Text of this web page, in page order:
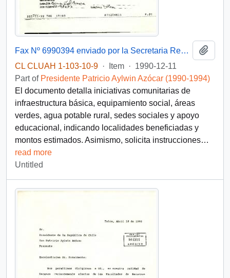
Fax Nº 6990394 enviado por la Secretaria Regional Ministerial de Gobierno de la VII Región al Subsecretario del Interior, mediante el cual remite un listado de proyectos sociales de urgencia correspondientes a las provincias de Curicó y Talca
CL CLUAH 1-103-10-9 · Item · 1990-12-11
Part of Presidente Patricio Aylwin Azócar (1990-1994)
El documento detalla iniciativas comunitarias de
infraestructura básica, equipamiento social, áreas
verdes, agua potable rural, sedes sociales y apoyo
educacional, indicando localidades beneficiadas y
montos estimados. Asimismo, solicita instrucciones…
read more
Untitled